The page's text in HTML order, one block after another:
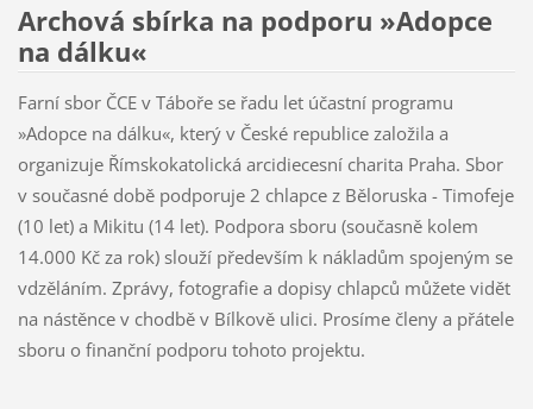
Archová sbírka na podporu »Adopce
na dálku«
Farní sbor ČCE v Táboře se řadu let účastní programu
»Adopce na dálku«, který v České republice založila a
organizuje Římskokatolická arcidiecesní charita Praha. Sbor
v současné době podporuje 2 chlapce z Běloruska - Timofeje
(10 let) a Mikitu (14 let). Podpora sboru (současně kolem
14.000 Kč za rok) slouží především k nákladům spojeným se
vdzěláním. Zprávy, fotografie a dopisy chlapců můžete vidět
na nástěnce v chodbě v Bílkově ulici. Prosíme členy a přátele
sboru o finanční podporu tohoto projektu.